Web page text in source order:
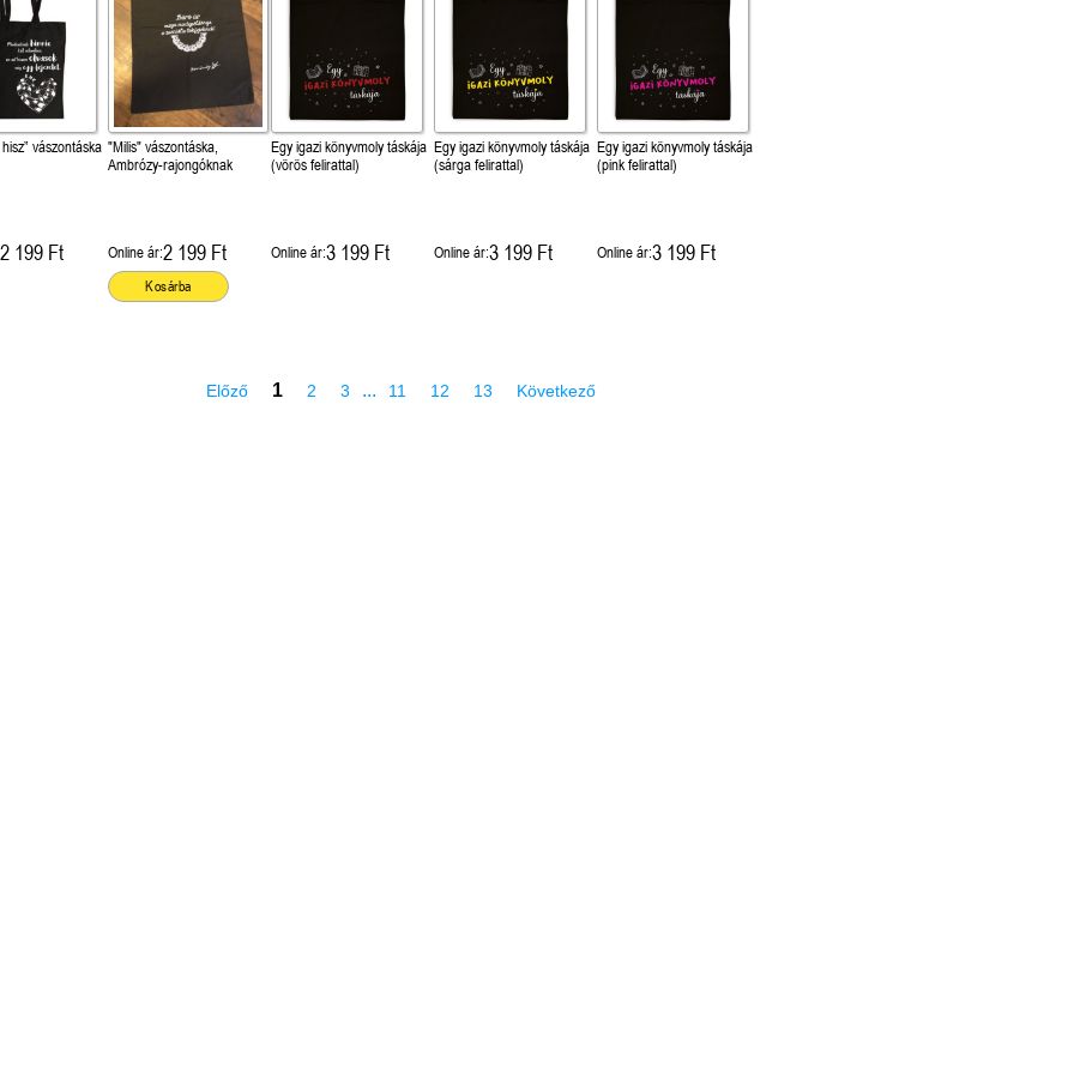
vászontáska
2 199 Ft
"Milis" vászontáska,
Ambrózy-rajongóknak
Online ár:2 199 Ft
Kosárba
Egy igazi könyvmoly táskája
(vörös felirattal)
Online ár:3 199 Ft
Egy igazi könyvmoly táskája
(sárga felirattal)
Online ár:3 199 Ft
Egy igazi könyvmoly táskája
(pink felirattal)
Online ár:3 199 Ft
Előző 1 2 3 ... 11 12 13 Következő